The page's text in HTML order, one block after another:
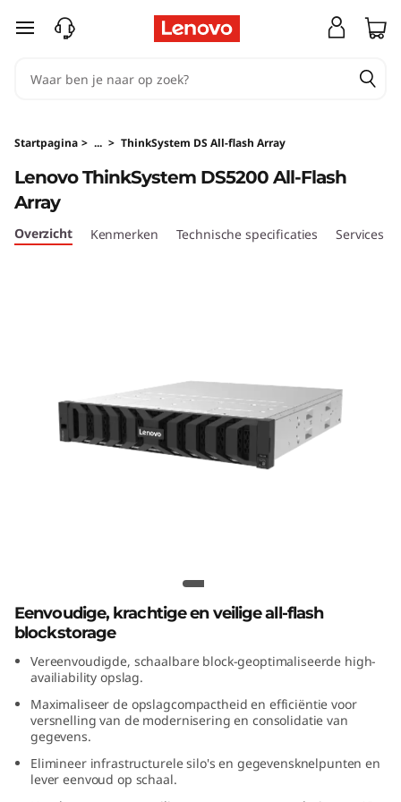
T
n
k
S
y
0
0
A
Ga naar de hoofdinhoud
Startpagina > ... > ThinkSystem DS All-flash Array
Lenovo ThinkSystem DS5200 All-Flash
Array
Overzicht Kenmerken Technische specificaties Services
Eenvoudige, krachtige en veilige all-flash
blockstorage
Vereenvoudigde, schaalbare block-geoptimaliseerde high-
availiability opslag.
Maximaliseer de opslagcompactheid en efficiëntie voor
versnelling van de modernisering en consolidatie van
gegevens.
Elimineer infrastructurele silo's en gegevensknelpunten en
lever eenvoud op schaal.